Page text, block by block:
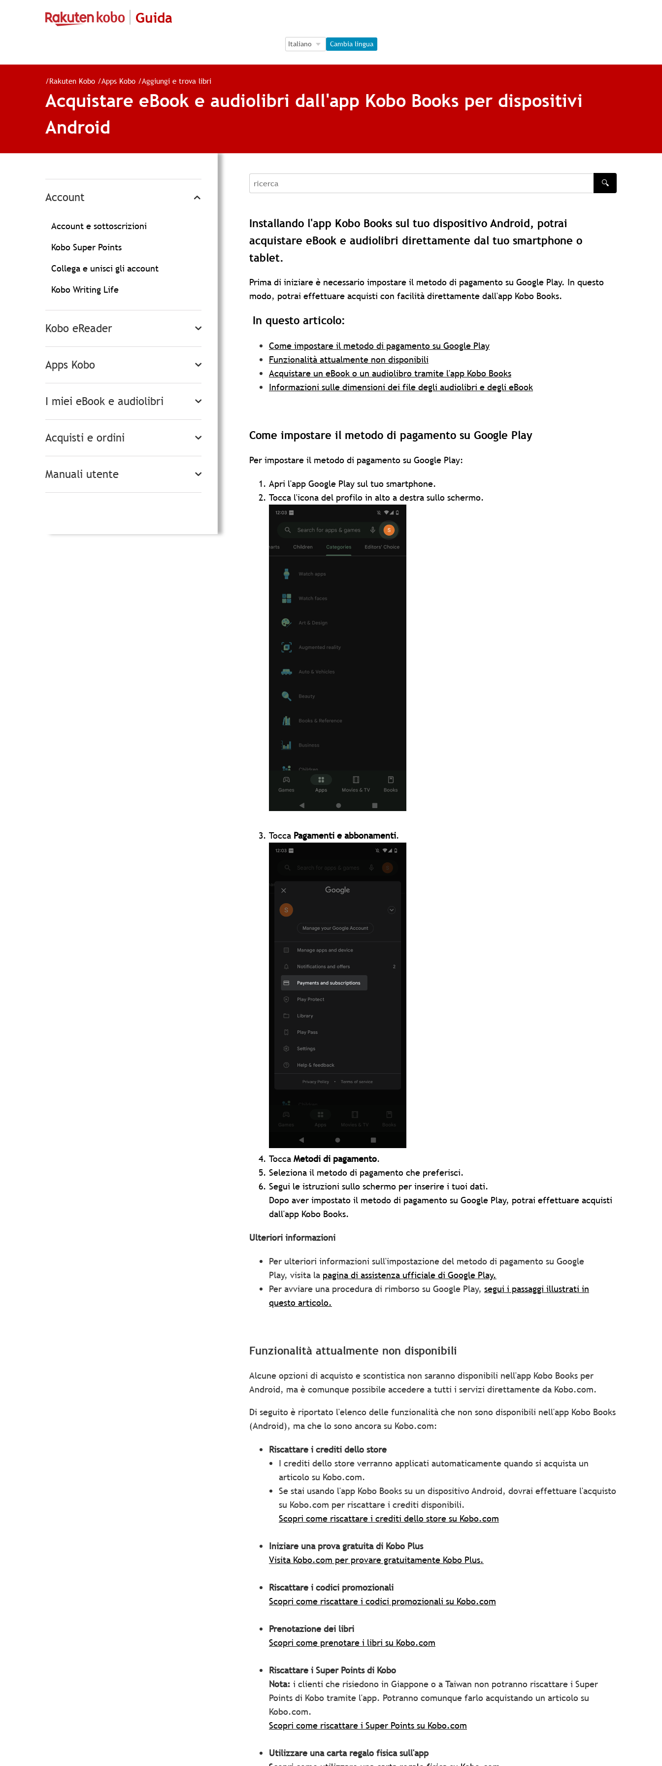
Guida
Language Selection
Language Selection
Cambia lingua
/Rakuten Kobo /Apps Kobo /Aggiungi e trova libri
Acquistare eBook e audiolibri dall'app Kobo Books per dispositivi
Android
Account
Account e sottoscrizioni
Kobo Super Points
Collega e unisci gli account
Kobo Writing Life
Kobo eReader
Apps Kobo
I miei eBook e audiolibri
Acquisti e ordini
Manuali utente
recherche
🔍
Installando l'app Kobo Books sul tuo dispositivo Android, potrai
acquistare eBook e audiolibri direttamente dal tuo smartphone o
tablet.
Prima di iniziare è necessario impostare il metodo di pagamento su Google Play. In questo
modo, potrai effettuare acquisti con facilità direttamente dall'app Kobo Books.
In questo articolo:
Come impostare il metodo di pagamento su Google Play
Funzionalità attualmente non disponibili
Acquistare un eBook o un audiolibro tramite l'app Kobo Books
Informazioni sulle dimensioni dei file degli audiolibri e degli eBook
Come impostare il metodo di pagamento su Google Play
Per impostare il metodo di pagamento su Google Play:
Apri l'app Google Play sul tuo smartphone.
Tocca l'icona del profilo in alto a destra sullo schermo.
Tocca Pagamenti e abbonamenti.
Tocca Metodi di pagamento.
Seleziona il metodo di pagamento che preferisci.
Segui le istruzioni sullo schermo per inserire i tuoi dati.
Dopo aver impostato il metodo di pagamento su Google Play, potrai effettuare acquisti
dall'app Kobo Books.
Ulteriori informazioni
Per ulteriori informazioni sull'impostazione del metodo di pagamento su Google
Play, visita la pagina di assistenza ufficiale di Google Play.
Per avviare una procedura di rimborso su Google Play, segui i passaggi illustrati in
questo articolo.
Funzionalità attualmente non disponibili
Alcune opzioni di acquisto e scontistica non saranno disponibili nell'app Kobo Books per
Android, ma è comunque possibile accedere a tutti i servizi direttamente da Kobo.com.
Di seguito è riportato l'elenco delle funzionalità che non sono disponibili nell'app Kobo Books
(Android), ma che lo sono ancora su Kobo.com:
Riscattare i crediti dello store
I crediti dello store verranno applicati automaticamente quando si acquista un
articolo su Kobo.com.
Se stai usando l'app Kobo Books su un dispositivo Android, dovrai effettuare l'acquisto
su Kobo.com per riscattare i crediti disponibili.
Scopri come riscattare i crediti dello store su Kobo.com
Iniziare una prova gratuita di Kobo Plus
Visita Kobo.com per provare gratuitamente Kobo Plus.
Riscattare i codici promozionali
Scopri come riscattare i codici promozionali su Kobo.com
Prenotazione dei libri
Scopri come prenotare i libri su Kobo.com
Riscattare i Super Points di Kobo
Nota: i clienti che risiedono in Giappone o a Taiwan non potranno riscattare i Super
Points di Kobo tramite l'app. Potranno comunque farlo acquistando un articolo su
Kobo.com.
Scopri come riscattare i Super Points su Kobo.com
Utilizzare una carta regalo fisica sull'app